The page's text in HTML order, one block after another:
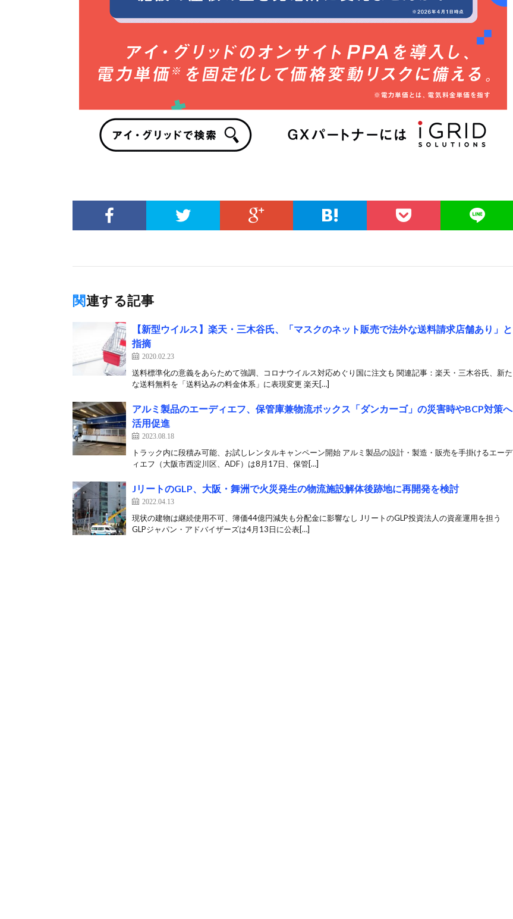
関連する記事
【新型ウイルス】楽天・三木谷氏、「マスクのネット販売で法外な送料請求店舗あり」と
指摘
2020.02.23
送料標準化の意義をあらためて強調、コロナウイルス対応めぐり国に注文も 関連記事：楽天・三木谷氏、新た
な送料無料を「送料込みの料金体系」に表現変更 楽天[…]
アルミ製品のエーディエフ、保管庫兼物流ボックス「ダンカーゴ」の災害時やBCP対策へ
活用促進
2023.08.18
トラック内に段積み可能、お試しレンタルキャンペーン開始 アルミ製品の設計・製造・販売を手掛けるエーデ
ィエフ（大阪市西淀川区、ADF）は8月17日、保管[…]
JリートのGLP、大阪・舞洲で火災発生の物流施設解体後跡地に再開発を検討
2022.04.13
現状の建物は継続使用不可、簿価44億円減失も分配金に影響なし JリートのGLP投資法人の資産運用を担う
GLPジャパン・アドバイザーズは4月13日に公表[…]